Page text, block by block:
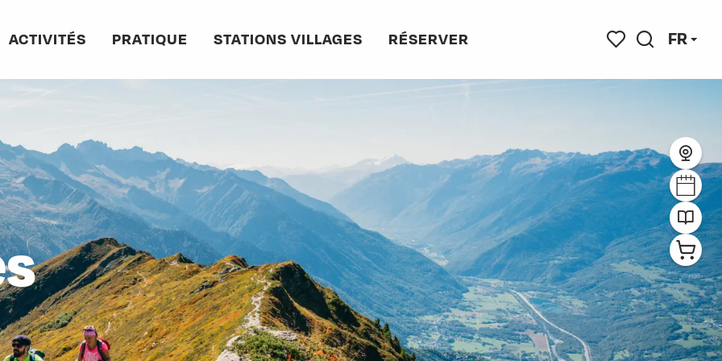
FR
ACTIVITÉS PRATIQUE STATIONS VILLAGES RÉSERVER